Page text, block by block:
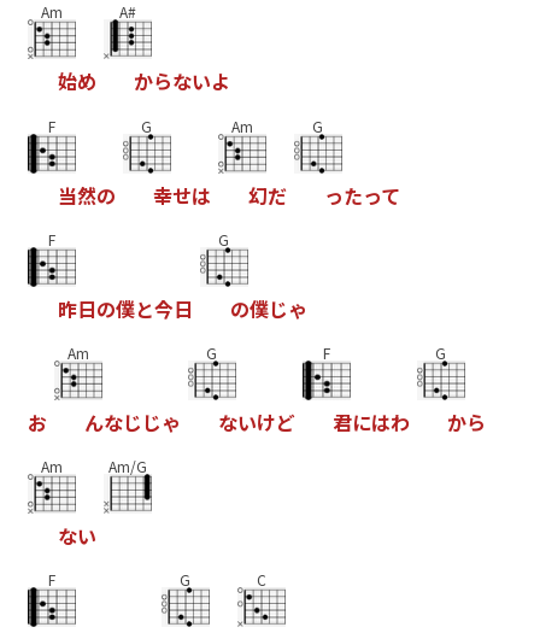
Am
始め
A#
からないよ
F
当然の
G
幸せは
Am
幻だ
G
ったって
F
昨日の僕と今日
G
の僕じゃ
お
Am
んなじ じゃ
G
ないけど
F
君にはわ
G
から
Am
ない
Am/G
F G C